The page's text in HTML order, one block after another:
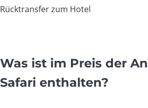
Rücktransfer zum Hotel
Was ist im Preis der
Safari enthalten?